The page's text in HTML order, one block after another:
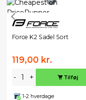
Force K2 Sadel Sort
119,00 kr.
- + Tilføj
1-2 hverdage